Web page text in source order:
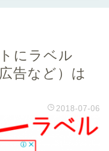
にラベル
告など）は
2018-07-06